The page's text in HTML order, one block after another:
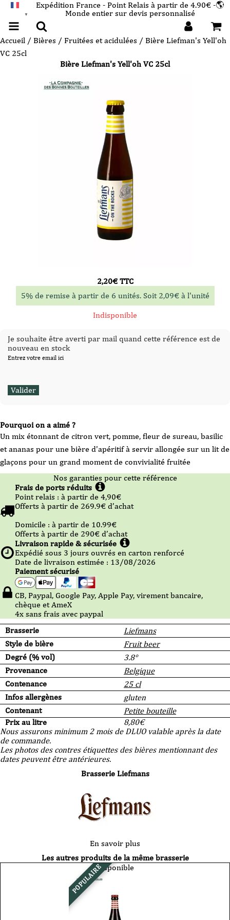
▼
Expédition France - Point Relais à partir de 4.90€ -🌎
Monde entier sur devis personnalisé
Accueil / Bières / Fruitées et acidulées / Bière Liefman's Yell'oh
VC 25cl
Bière Liefman's Yell'oh VC 25cl
Pourquoi on a aimé ?
Un mix étonnant de citron vert, pomme, fleur de sureau, basilic
et ananas pour une bière d'apéritif à servir allongée sur un lit de
glaçons pour un grand moment de convivialité fruitée
Brasserie
Liefmans
Style de bière
Fruit beer
Degré (% vol)
3.8°
Provenance
Belgique
Contenance
25 cl
Infos allergènes
gluten
Contenant
Petite bouteille
Prix au litre
8,80€
Nous assurons minimum 2 mois de DLUO valable après la date
de commande.
Les photos des contres étiquettes des bières mentionnant des
dates peuvent être antérieures.
2,20€TTC
5% de remise à partir de 6 unités. Soit 2,09€à l'unité
Indisponible
Je souhaite être averti par mail quand cette référence est de
nouveau en stock
Entrez votre email ici
Nos garanties pour cette référence
Frais de ports réduits
Point relais : à partir de 4,90€
Offerts à partir de 269.9€ d’achat
Domicile : à partir de 10.99€
Offerts à partir de 290€ d’achat
Livraison rapide & sécurisée
Expédié sous 3 jours ouvrés en carton renforcé
Date de livraison estimée : 13/08/2026
Paiement sécurisé
CB, Paypal, Google Pay, Apple Pay, virement bancaire,
chèque et AmeX
4x sans frais avec paypal
Brasserie Liefmans
En savoir plus
Les autres produits de la même brasserie
POPULAIREDisponible